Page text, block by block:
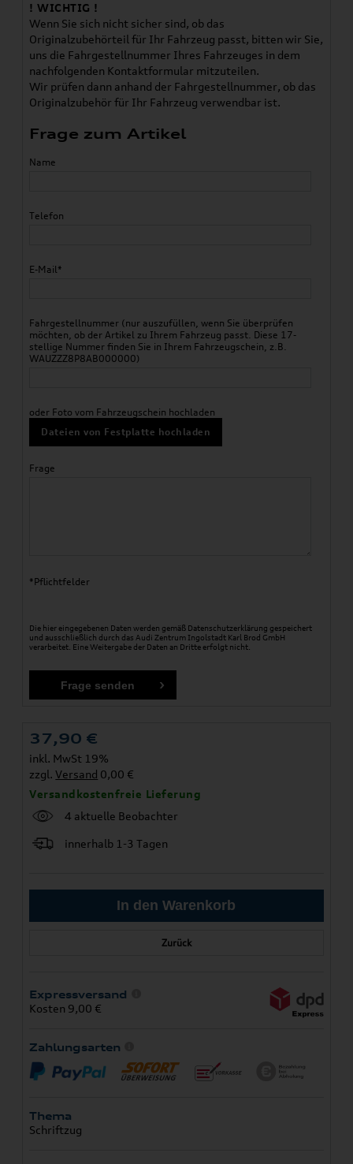
! WICHTIG !
Wenn Sie sich nicht sicher sind, ob das
Originalzubehörteil für Ihr Fahrzeug passt, bitten wir Sie,
uns die Fahrgestellnummer Ihres Fahrzeuges in dem
nachfolgenden Kontaktformular mitzuteilen.
Wir prüfen dann anhand der Fahrgestellnummer, ob das
Originalzubehör für Ihr Fahrzeug verwendbar ist.
Frage zum Artikel
Name
Telefon
E-Mail*
Fahrgestellnummer (nur auszufüllen, wenn Sie überprüfen
möchten, ob der Artikel zu Ihrem Fahrzeug passt. Diese 17-
stellige Nummer finden Sie in Ihrem Fahrzeugschein, z.B.
WAUZZZ8P8AB000000)
oder Foto vom Fahrzeugschein hochladen
Dateien von Festplatte hochladen
Frage
*Pflichtfelder
Die hier eingegebenen Daten werden gemäß Datenschutzerklärung gespeichert
und ausschließlich durch das Audi Zentrum Ingolstadt Karl Brod GmbH
verarbeitet. Eine Weitergabe der Daten an Dritte erfolgt nicht.
37,90 €
inkl. MwSt 19%
zzgl.Versand 0,00 €
Versandkostenfreie Lieferung
4 aktuelle Beobachter
innerhalb 1-3 Tagen
Zurück
Expressversand
Kosten 9,00 €
Zahlungsarten
Thema
Schriftzug